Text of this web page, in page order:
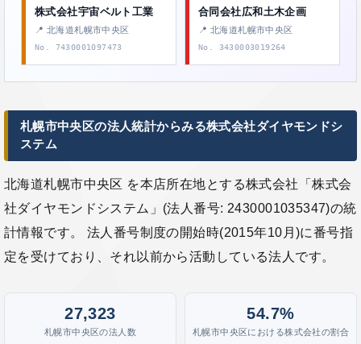
株式会社宇宙ベルト工業
📍 北海道札幌市中央区
No. 7430001097473
合同会社広和土木企画
📍 北海道札幌市中央区
No. 3430003019264
札幌市中央区の法人統計からみる株式会社ダイヤモンドシ
ステム
北海道札幌市中央区 を本店所在地とする株式会社「株式会
社ダイヤモンドシステム」(法人番号: 2430001035347)の統
計情報です。 法人番号制度の開始時(2015年10月)に番号指
定を受けており、それ以前から活動している法人です。
27,323
札幌市中央区の法人数
54.7%
札幌市中央区における株式会社の割合